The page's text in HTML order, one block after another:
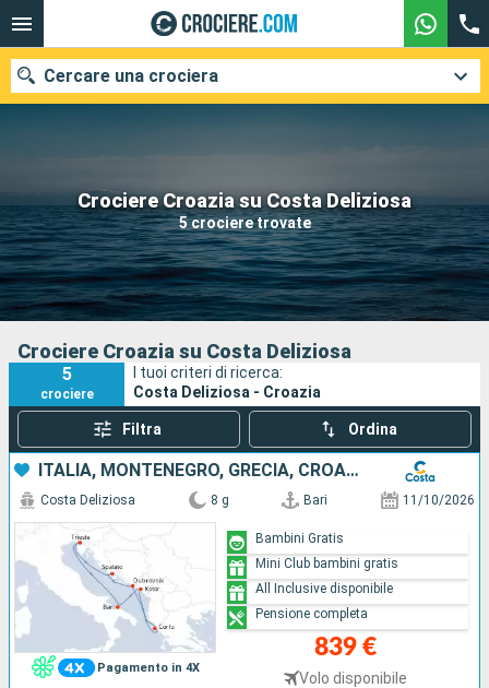
Crociere Croazia su Costa Deliziosa
5 crociere trovate
Cercare una crociera
Le nostre destinazioni
Mesi di partenza
Porti Compagnie
Ricerca
Crociere Croazia su Costa Deliziosa
5
crociere
I tuoi criteri di ricerca:
Costa Deliziosa - Croazia
Filtra Ordina
ITALIA, MONTENEGRO, GRECIA, CROAZIA
Pagamento in 4X
Costa Deliziosa 8 g Bari 11/10/2026
839 €
Volo disponibile
Bambini Gratis
Mini Club bambini gratis
All Inclusive disponibile
Pensione completa